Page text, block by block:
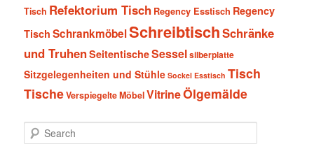
Tisch Refektorium Tisch Regency Esstisch Regency
Tisch SchrankmöbelSchreibtischSchränke
und TruhenSeitentischeSesselsilberplatte
Sitzgelegenheiten und Stühle Sockel Esstisch Tisch
TischeVerspiegelte MöbelVitrineÖlgemälde
e